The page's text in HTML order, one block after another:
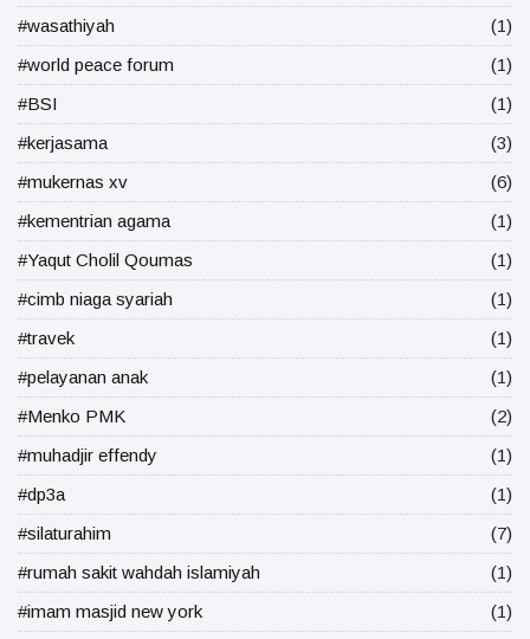
#wasathiyah
(1)
#world peace forum
(1)
#BSI
(1)
#kerjasama
(3)
#mukernas xv
(6)
#kementrian agama
(1)
#Yaqut Cholil Qoumas
(1)
#cimb niaga syariah
(1)
#travek
(1)
#pelayanan anak
(1)
#Menko PMK
(2)
#muhadjir effendy
(1)
#dp3a
(1)
#silaturahim
(7)
#rumah sakit wahdah islamiyah
(1)
#imam masjid new york
(1)